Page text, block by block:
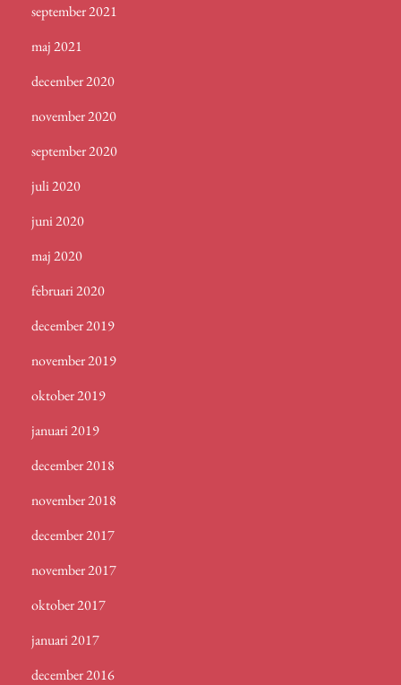
september 2021
maj 2021
december 2020
november 2020
september 2020
juli 2020
juni 2020
maj 2020
februari 2020
december 2019
november 2019
oktober 2019
januari 2019
december 2018
november 2018
december 2017
november 2017
oktober 2017
januari 2017
december 2016